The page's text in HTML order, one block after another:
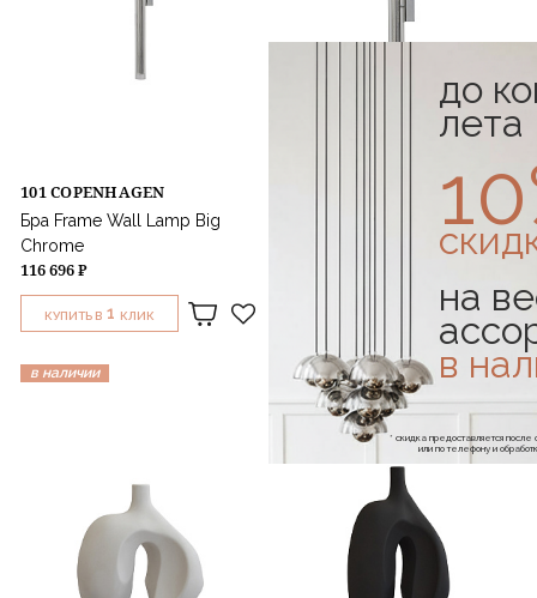
101 COPENHAGEN
Бра Frame Wall Lamp Big
Chrome
116 696 ₽
КУПИТЬ В 1 КЛИК
Бра Frame Wall Lamp Mini
в наличии в наличии
до
лета
на
в
* скидка предоставляется
или по телефону и